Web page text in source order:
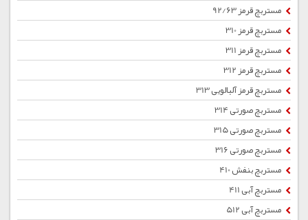
مستربچ قرمز 92/63
مستربچ قرمز 310
مستربچ قرمز 311
مستربچ قرمز 312
مستربچ قرمز آلبالویی 313
مستربچ صورتی 314
مستربچ صورتی 315
مستربچ صورتی 316
مستربچ بنفش 410
مستربچ آبی 411
مستربچ آبی 512